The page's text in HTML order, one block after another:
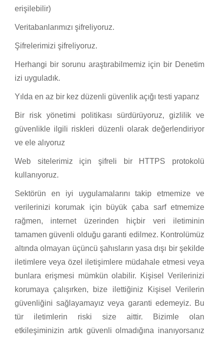
erişilebilir)
Veritabanlarımızı şifreliyoruz.
Şifrelerimizi şifreliyoruz.
Herhangi bir sorunu araştırabilmemiz için bir Denetim
izi uyguladık.
Yılda en az bir kez düzenli güvenlik açığı testi yaparız
Bir risk yönetimi politikası sürdürüyoruz, gizlilik ve
güvenlikle ilgili riskleri düzenli olarak değerlendiriyor
ve ele alıyoruz
Web sitelerimiz için şifreli bir HTTPS protokolü
kullanıyoruz.
Sektörün en iyi uygulamalarını takip etmemize ve
verilerinizi korumak için büyük çaba sarf etmemize
rağmen, internet üzerinden hiçbir veri iletiminin
tamamen güvenli olduğu garanti edilmez. Kontrolümüz
altında olmayan üçüncü şahısların yasa dışı bir şekilde
iletimlere veya özel iletişimlere müdahale etmesi veya
bunlara erişmesi mümkün olabilir. Kişisel Verilerinizi
korumaya çalışırken, bize ilettiğiniz Kişisel Verilerin
güvenliğini sağlayamayız veya garanti edemeyiz. Bu
tür iletimlerin riski size aittir. Bizimle olan
etkileşiminizin artık güvenli olmadığına inanıyorsanız